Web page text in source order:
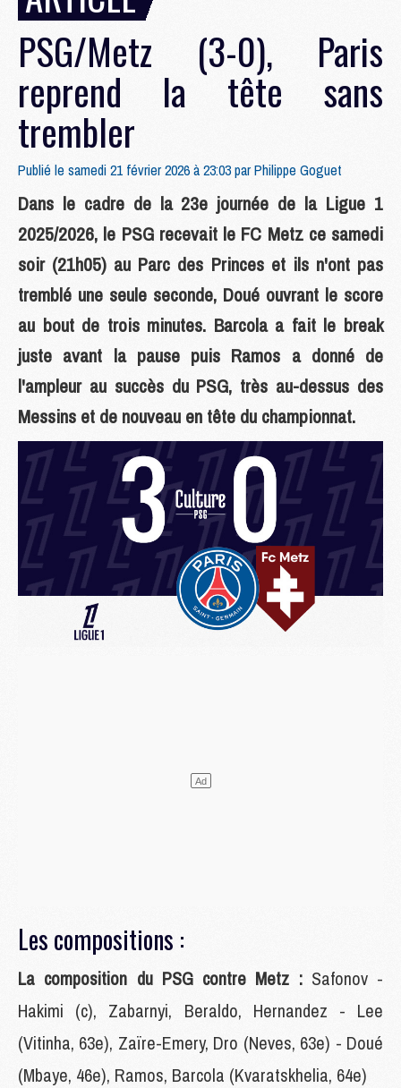
PSG/Metz (3-0), Paris
reprend la tête sans
trembler
Publié le samedi 21 février 2026 à 23:03 parPhilippe Goguet
Dans le cadre de la 23e journée de la Ligue 1
2025/2026, le PSG recevait le FC Metz ce samedi
soir (21h05) au Parc des Princes et ils n'ont pas
tremblé une seule seconde, Doué ouvrant le score
au bout de trois minutes. Barcola a fait le break
juste avant la pause puis Ramos a donné de
l'ampleur au succès du PSG, très au-dessus des
Messins et de nouveau en tête du championnat.
Les compositions :
La composition du PSG contre Metz : Safonov -
Hakimi (c), Zabarnyi, Beraldo, Hernandez - Lee
(Vitinha, 63e), Zaïre-Emery, Dro (Neves, 63e) - Doué
(Mbaye, 46e), Ramos, Barcola (Kvaratskhelia, 64e)